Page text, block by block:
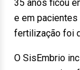
35 anos ficou
e em pacientes
fertilização foi
O SisEmbrio